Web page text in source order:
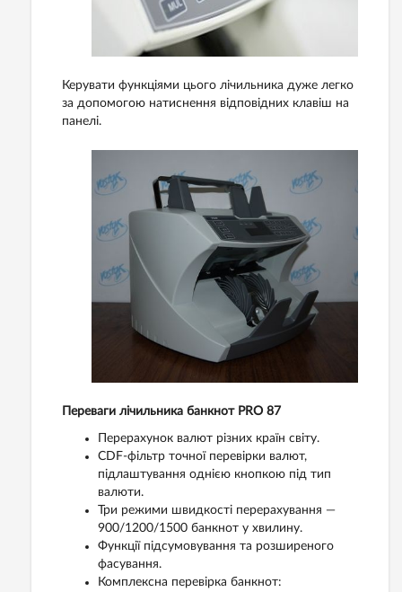
Керувати функціями цього лічильника дуже легко
за допомогою натиснення відповідних клавіш на
панелі.
Переваги лічильника банкнот PRO 87
Перерахунок валют різних країн світу.
CDF-фільтр точної перевірки валют,
підлаштування однією кнопкою під тип
валюти.
Три режими швидкості перерахування —
900/1200/1500 банкнот у хвилину.
Функції підсумовування та розширеного
фасування.
Комплексна перевірка банкнот: